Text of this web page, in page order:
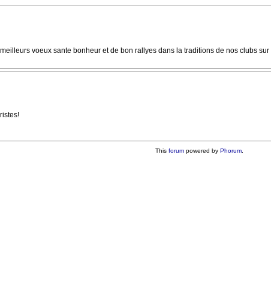
voeux sante bonheur et de bon rallyes dans la traditions de nos clubs
This forumpowered by Phorum.